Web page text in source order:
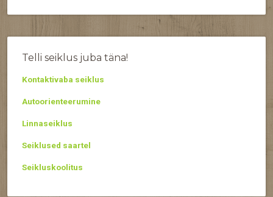
Telli seiklus juba täna!
Kontaktivaba seiklus
Autoorienteerumine
Linnaseiklus
Seiklused saartel
Seikluskoolitus